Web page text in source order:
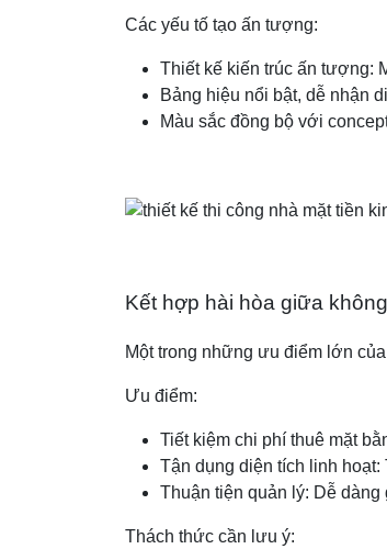
Các yếu tố tạo ấn tượng:
Thiết kế kiến trúc ấn tượng:
Bảng hiệu nổi bật, dễ nhận
Màu sắc đồng bộ với
Kết hợp hài hòa giữa
Một trong những ưu điểm lớn
Ưu điểm:
Tiết kiệm chi phí thuê mặt
Tận dụng diện tích linh
Thuận tiện quản lý: Dễ dàng
Thách thức cần lưu ý: